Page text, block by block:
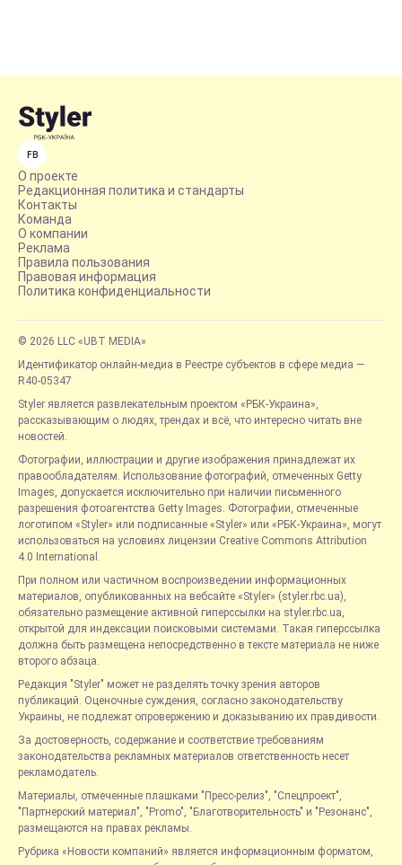
FB
О проекте
Редакционная политика и стандарты
Контакты
Команда
О компании
Реклама
Правила пользования
Правовая информация
Политика конфиденциальности
© 2026 LLC «UBT MEDIA»
Идентификатор онлайн-медиа в Реестре субъектов в сфере медиа —
R40-05347
Styler является развлекательным проектом «РБК-Украина»,
рассказывающим о людях, трендах и всё, что интересно читать вне
новостей.
Фотографии, иллюстрации и другие изображения принадлежат их
правообладателям. Использование фотографий, отмеченных Getty
Images, допускается исключительно при наличии письменного
разрешения фотоагентства Getty Images. Фотографии, отмеченные
логотипом «Styler» или подписанные «Styler» или «РБК-Украина», могут
использоваться на условиях лицензии Creative Commons Attribution
4.0 International.
При полном или частичном воспроизведении информационных
материалов, опубликованных на вебсайте «Styler» (styler.rbc.ua),
обязательно размещение активной гиперссылки на styler.rbc.ua,
открытой для индексации поисковыми системами. Такая гиперссылка
должна быть размещена непосредственно в тексте материала не ниже
второго абзаца.
Редакция "Styler" может не разделять точку зрения авторов
публикаций. Оценочные суждения, согласно законодательству
Украины, не подлежат опровержению и доказыванию их правдивости.
За достоверность, содержание и соответствие требованиям
законодательства рекламных материалов ответственность несет
рекламодатель.
Материалы, отмеченные плашками "Пресс-релиз", "Спецпроект",
"Партнерский материал", "Promo", "Благотворительность" и "Резонанс",
размещаются на правах рекламы.
Рубрика «Новости компаний» является информационным форматом,